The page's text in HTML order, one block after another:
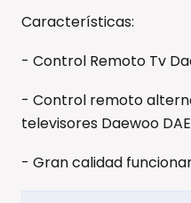
Características:
- Control Remoto Tv
- Control remoto
televisores Daewoo
- Gran calidad